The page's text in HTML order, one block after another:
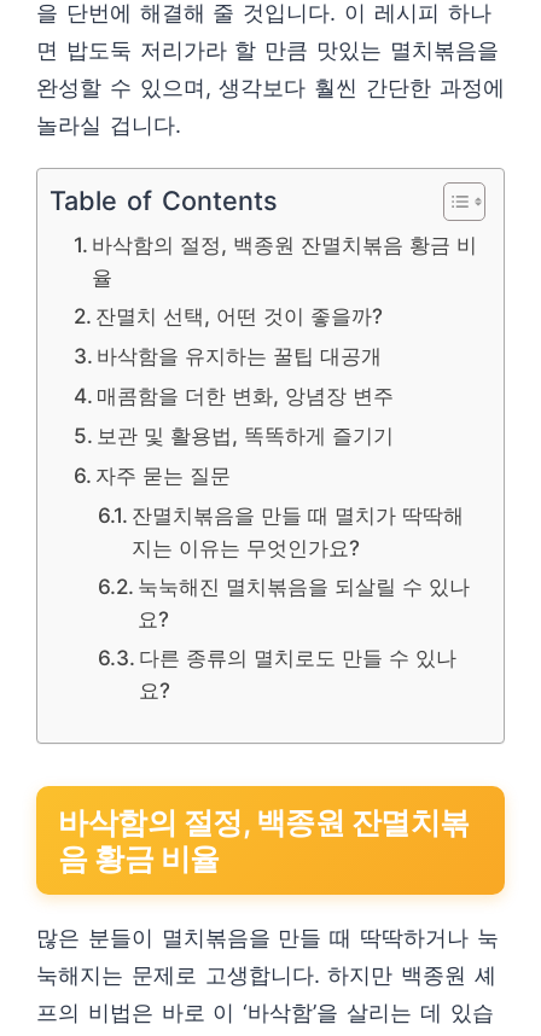
을 단번에 해결해 줄 것입니다. 이 레시피 하나
면 밥도둑 저리가라 할 만큼 맛있는 멸치볶음을
완성할 수 있으며, 생각보다 훨씬 간단한 과정에
놀라실 겁니다.
Table of Contents
바삭함의 절정, 백종원 잔멸치볶음 황금 비
율
잔멸치 선택, 어떤 것이 좋을까?
바삭함을 유지하는 꿀팁 대공개
매콤함을 더한 변화, 앙념장 변주
보관 및 활용법, 똑똑하게 즐기기
자주 묻는 질문
잔멸치볶음을 만들 때 멸치가 딱딱해
지는 이유는 무엇인가요?
눅눅해진 멸치볶음을 되살릴 수 있나
요?
다른 종류의 멸치로도 만들 수 있나
요?
바삭함의 절정, 백종원 잔멸치볶
음 황금 비율
많은 분들이 멸치볶음을 만들 때 딱딱하거나 눅
눅해지는 문제로 고생합니다. 하지만 백종원 셰
프의 비법은 바로 이 ‘바삭함’을 살리는 데 있습